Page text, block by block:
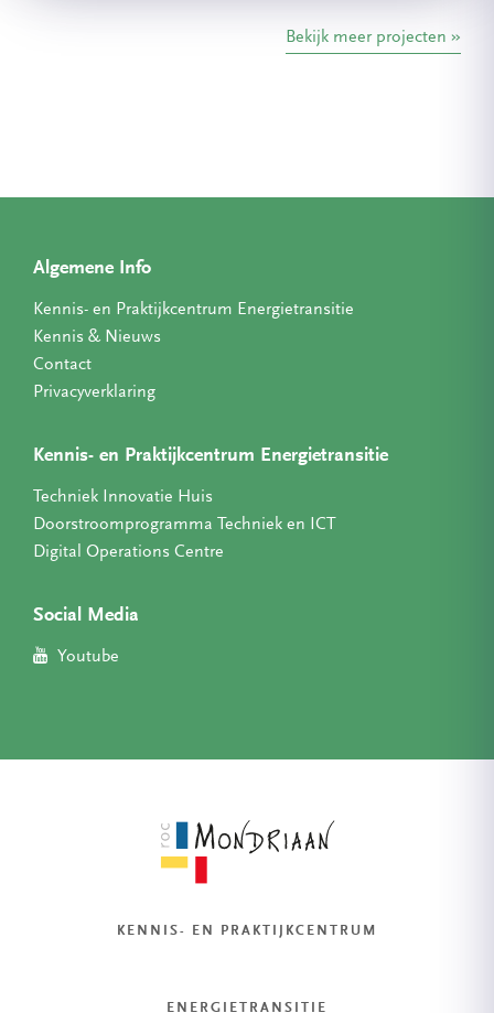
Bekijk meer projecten
Algemene Info
Kennis- en Praktijkcentrum Energietransitie
Kennis & Nieuws
Contact
Privacyverklaring
Kennis- en Praktijkcentrum Energietransitie
Techniek Innovatie Huis
Doorstroomprogramma Techniek en ICT
Digital Operations Centre
Social Media
Youtube
KENNIS- EN PRAKTIJKCENTRUM
ENERGIETRANSITIE